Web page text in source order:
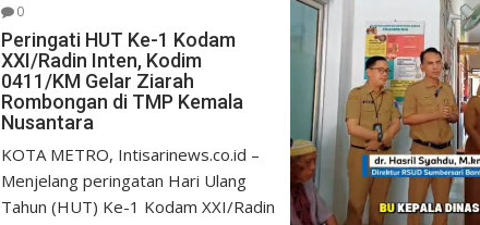
0
Peringati HUT Ke-1 Kodam
XXI/Radin Inten, Kodim
0411/KM Gelar Ziarah
Rombongan di TMP Kemala
Nusantara
KOTA METRO, Intisarinews.co.id –
Menjelang peringatan Hari Ulang
Tahun (HUT) Ke-1 Kodam XXI/Radin